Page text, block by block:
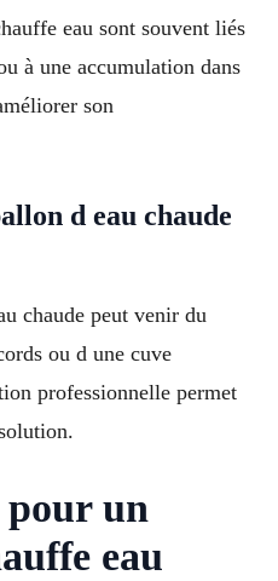
eau sont souvent liés
à une accumulation dans
son
d eau chaude
chaude peut venir du
ou d une cuve
professionnelle permet
pour un
eau